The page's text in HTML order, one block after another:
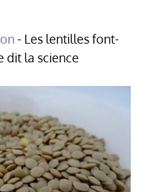
- Les lentilles font-
dit la science